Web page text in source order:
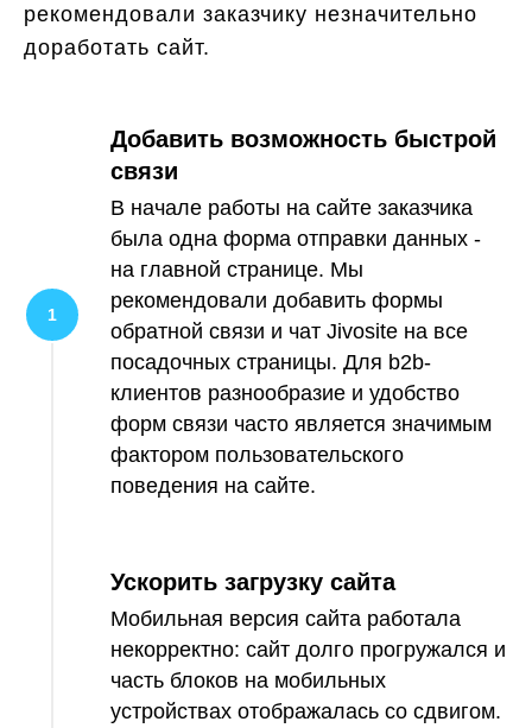
рекомендовали заказчику незначительно
доработать сайт.
Добавить возможность быстрой
связи
В начале работы на сайте заказчика
была одна форма отправки данных -
на главной странице. Мы
рекомендовали добавить формы
обратной связи и чат Jivosite на все
посадочных страницы. Для b2b-
клиентов разнообразие и удобство
форм связи часто является значимым
фактором пользовательского
поведения на сайте.
Ускорить загрузку сайта
Мобильная версия сайта работала
некорректно: сайт долго прогружался и
часть блоков на мобильных
устройствах отображалась со сдвигом.